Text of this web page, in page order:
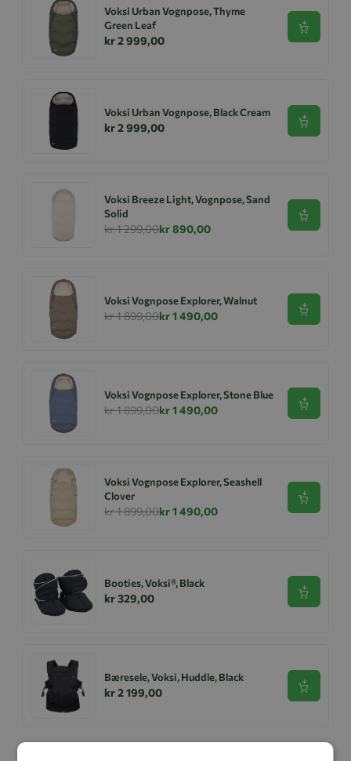
Voksi Urban Vognpose, Thyme
Green Leaf
kr 2 999,00
Se
Voksi Urban Vognpose, Black Cream
kr 2 999,00 Se
Voksi Breeze Light, Vognpose, Sand
Solid
kr 1 299,00kr 890,00
Se
Voksi Vognpose Explorer, Walnut
kr 1 899,00kr 1 490,00 Se
Voksi Vognpose Explorer, Stone Blue
kr 1 899,00kr 1 490,00 Se
Voksi Vognpose Explorer, Seashell
Clover
kr 1 899,00kr 1 490,00
Se
Booties, Voksi®, Black
kr 329,00 Se
Bæresele, Voksi, Huddle, Black
kr 2 199,00 Se